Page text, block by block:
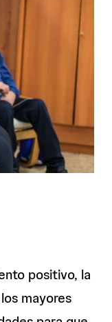
positivo, la
mayores